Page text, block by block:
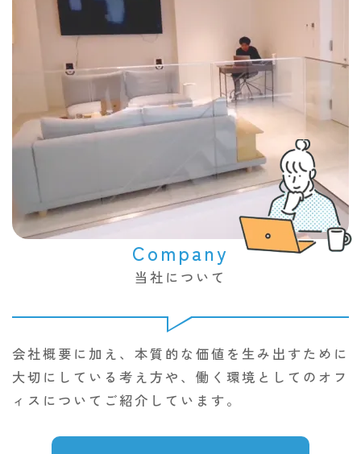
Company
当社について
会社概要に加え、本質的な価値を生み出すために
大切にしている考え方や、働く環境としてのオフ
ィスについてご紹介しています。